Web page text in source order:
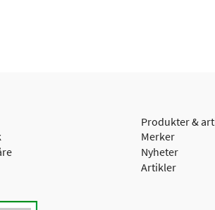
Produkter &
Merker
Nyheter
Artikler